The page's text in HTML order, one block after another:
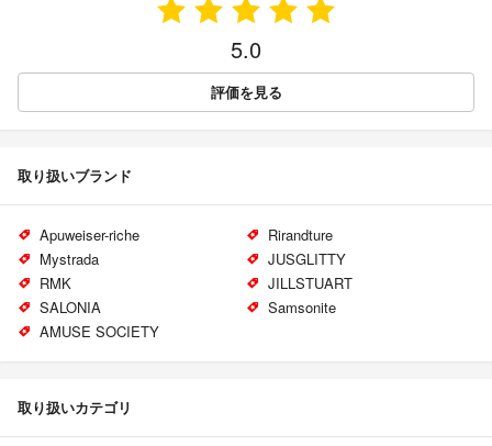
5.0
評価を見る
取り扱いブランド
Apuweiser-riche
Rirandture
Mystrada
JUSGLITTY
RMK
JILLSTUART
SALONIA
Samsonite
AMUSE SOCIETY
取り扱いカテゴリ